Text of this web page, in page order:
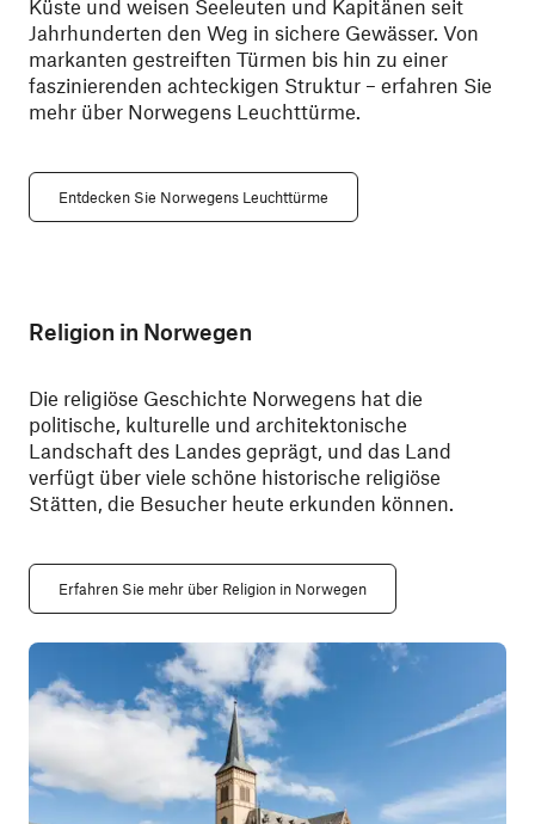
Küste und weisen Seeleuten und Kapitänen seit
Jahrhunderten den Weg in sichere Gewässer. Von
markanten gestreiften Türmen bis hin zu einer
faszinierenden achteckigen Struktur – erfahren Sie
mehr über Norwegens Leuchttürme.
Entdecken Sie Norwegens Leuchttürme
Religion in Norwegen
Die religiöse Geschichte Norwegens hat die
politische, kulturelle und architektonische
Landschaft des Landes geprägt, und das Land
verfügt über viele schöne historische religiöse
Stätten, die Besucher heute erkunden können.
Erfahren Sie mehr über Religion in Norwegen